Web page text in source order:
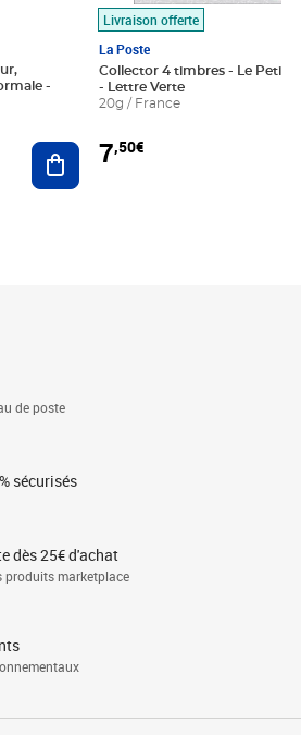
Ajouter au panier
Livraison offerte
La Poste
Collector 4 timbres - Le Petit
- Lettre Verte
20g / France
7,50€
de poste
sécurisés
dès 25€ d'achat
produits marketplace